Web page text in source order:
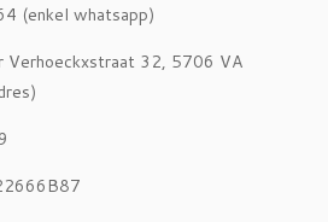
(enkel whatsapp)
Verhoeckxstraat 32, 5706 VA